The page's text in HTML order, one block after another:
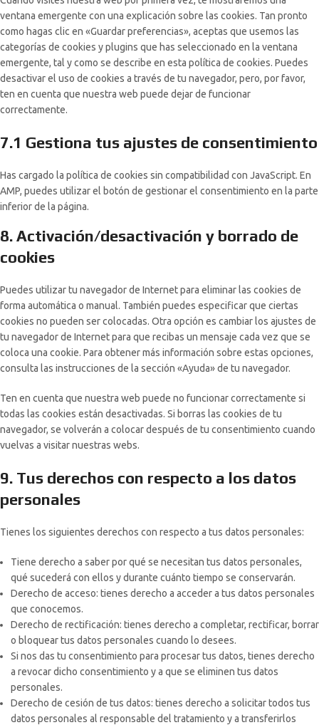
ventana emergente con una explicación sobre las cookies. Tan pronto
como hagas clic en «Guardar preferencias», aceptas que usemos las
categorías de cookies y plugins que has seleccionado en la ventana
emergente, tal y como se describe en esta política de cookies. Puedes
desactivar el uso de cookies a través de tu navegador, pero, por favor,
ten en cuenta que nuestra web puede dejar de funcionar
correctamente.
7.1 Gestiona tus ajustes de consentimiento
Has cargado la política de cookies sin compatibilidad con JavaScript. En
AMP, puedes utilizar el botón de gestionar el consentimiento en la parte
inferior de la página.
8. Activación/desactivación y borrado de
cookies
Puedes utilizar tu navegador de Internet para eliminar las cookies de
forma automática o manual. También puedes especificar que ciertas
cookies no pueden ser colocadas. Otra opción es cambiar los ajustes de
tu navegador de Internet para que recibas un mensaje cada vez que se
coloca una cookie. Para obtener más información sobre estas opciones,
consulta las instrucciones de la sección «Ayuda» de tu navegador.
Ten en cuenta que nuestra web puede no funcionar correctamente si
todas las cookies están desactivadas. Si borras las cookies de tu
navegador, se volverán a colocar después de tu consentimiento cuando
vuelvas a visitar nuestras webs.
9. Tus derechos con respecto a los datos
personales
Tienes los siguientes derechos con respecto a tus datos personales:
Tiene derecho a saber por qué se necesitan tus datos personales,
qué sucederá con ellos y durante cuánto tiempo se conservarán.
Derecho de acceso: tienes derecho a acceder a tus datos personales
que conocemos.
Derecho de rectificación: tienes derecho a completar, rectificar, borrar
o bloquear tus datos personales cuando lo desees.
Si nos das tu consentimiento para procesar tus datos, tienes derecho
a revocar dicho consentimiento y a que se eliminen tus datos
personales.
Derecho de cesión de tus datos: tienes derecho a solicitar todos tus
datos personales al responsable del tratamiento y a transferirlos